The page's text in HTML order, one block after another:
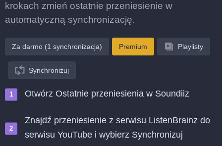
krokach zmień ostatnie przeniesienie w
automatyczną synchronizację.
Za darmo (1 synchronizacja) Premium Playlisty
Synchronizuj
Otwórz Ostatnie przeniesienia w Soundiiz
Znajdź przeniesienie z serwisu ListenBrainz do
serwisu YouTube i wybierz Synchronizuj